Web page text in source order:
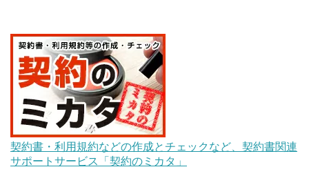
契約書・利用規約などの作成とチェックなど、契約書関連
サポートサービス「契約のミカタ」